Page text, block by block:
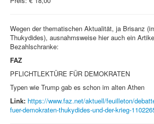
Wegen der thematischen Aktualität, ja Brisanz
Thukydides), ausnahmsweise hier auch ein
Bezahlschranke:
FAZ
PFLICHTLEKTÜRE FÜR DEMOKRATEN
Typen wie Trump gab es schon im alten Athen
Link: https://www.faz.net/aktuell/feuilleton/
fuer-demokraten-thukydides-und-der-krieg-